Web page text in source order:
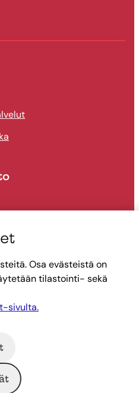
Facebook
Osa evästeistä on
tilastointi- sekä
sivulta.